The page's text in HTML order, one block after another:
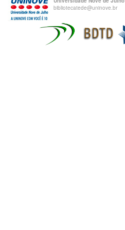
bibliotecatede@uninove.br